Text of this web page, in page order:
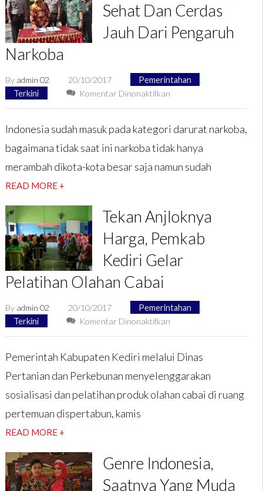
Sehat Dan Cerdas
Jauh Dari Pengaruh
Narkoba
By admin 02 20/10/2017 Pemerintahan
Terkini
Komentar Dinonaktifkanpada
Generasi
Yang
Sehat
Cerdas
Pengaruh
Narkoba
Indonesia sudah masuk pada kategori darurat narkoba,
bagaimana tidak saat ini narkoba tidak hanya
merambah dikota-kota besar saja namun sudah
READ MORE +
Tekan Anjloknya
Harga, Pemkab
Kediri Gelar
Pelatihan Olahan Cabai
By admin 02 20/10/2017 Pemerintahan
Terkini
Komentar Dinonaktifkanpada
Tekan
Harga,
Pemkab
Gelar
Pemerintah Kabupaten Kediri melalui Dinas
Pertanian dan Perkebunan menyelenggarakan
sosialisasi dan pelatihan produk olahan cabai di ruang
pertemuan dispertabun, kamis
READ MORE +
Genre Indonesia,
Saatnya Yang Muda